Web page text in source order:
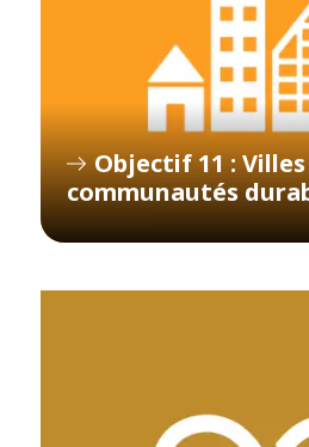
Objectif 11 :
communautés